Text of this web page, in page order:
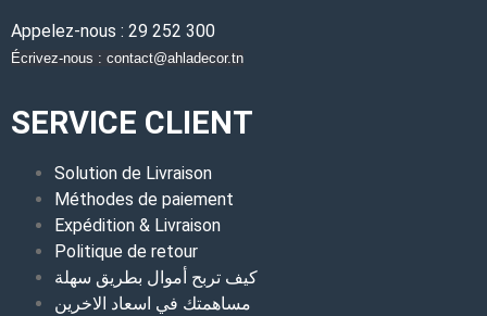
Appelez-nous : 29 252 300
Écrivez-nous : contact@ahladecor.tn
SERVICE CLIENT
Solution de Livraison
Méthodes de paiement
Expédition & Livraison
Politique de retour
كيف تربح أموال بطريق سهلة
مساهمتك في اسعاد الاخرين